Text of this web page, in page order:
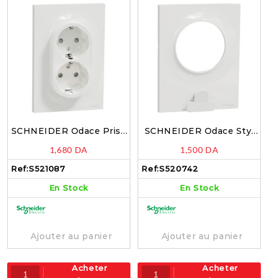
SCHNEIDER Odace Prise
blanc – S521087
1,680 DA
Ref:S521087
En Stock
Ajouter au panier
Acheter
SCHNEIDER Odace Styl
blanc – S520742
1,500 DA
Ref:S520742
En Stock
Ajouter au panier
Acheter